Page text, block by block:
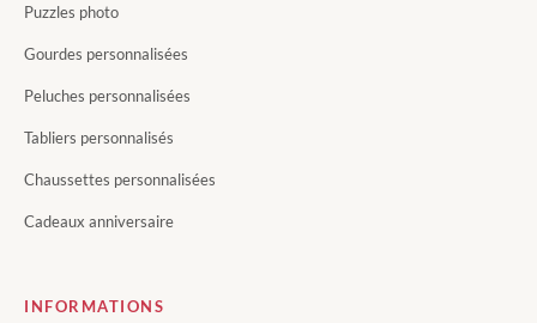
Puzzles photo
Gourdes personnalisées
Peluches personnalisées
Tabliers personnalisés
Chaussettes personnalisées
Cadeaux anniversaire
INFORMATIONS